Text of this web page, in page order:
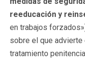
reeducación y
en trabajos
sobre el que
tratamiento